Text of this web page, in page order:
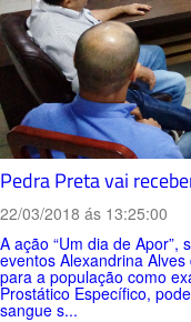
Pedra Preta vai
22/03/2018 ás 13:25:00
A ação “Um dia de
eventos Alexandrina
para a população como
Prostático Específico,
sangue s...